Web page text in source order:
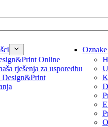
Online
rješenja za usporedbu
Design&Print